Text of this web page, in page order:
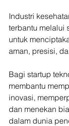
Industri
terbantu melalui
untuk
aman, presisi,
Bagi startup
membantu
inovasi,
dan menekan
dalam dunia